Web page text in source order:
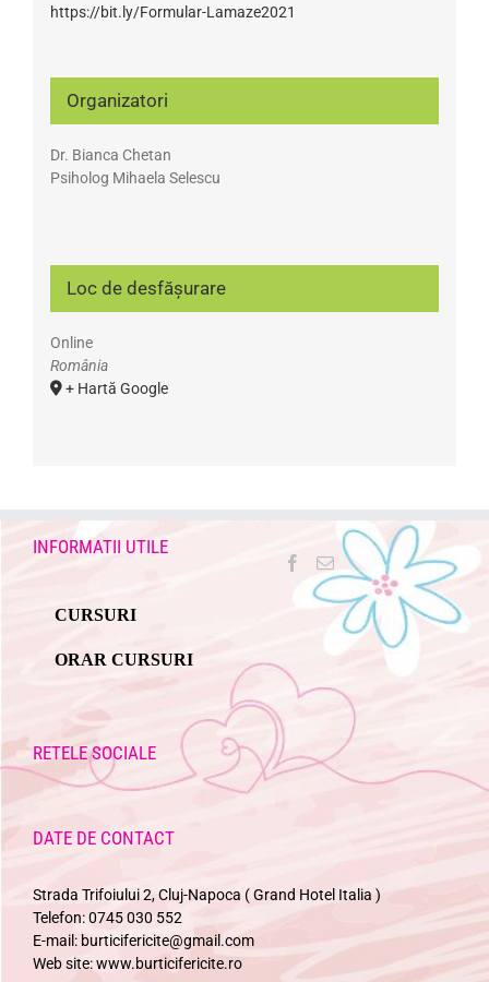
https://bit.ly/Formular-Lamaze2021
Organizatori
Dr. Bianca Chetan
Psiholog Mihaela Selescu
Loc de desfășurare
Online
România
+ Hartă Google
INFORMATII UTILE
CURSURI
ORAR CURSURI
RETELE SOCIALE
DATE DE CONTACT
Strada Trifoiului 2, Cluj-Napoca ( Grand Hotel Italia )
Telefon:0745 030 552
E-mail: burticifericite@gmail.com
Web site:www.burticifericite.ro